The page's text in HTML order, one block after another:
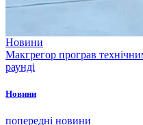
Новини
Макгрегор програв
раунді
Новини
попередні новини